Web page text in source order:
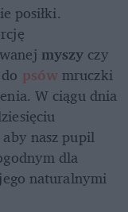
posiłki.
myszy czy
psówmruczki
W ciągu dnia
nasz pupil
dla
naturalnymi